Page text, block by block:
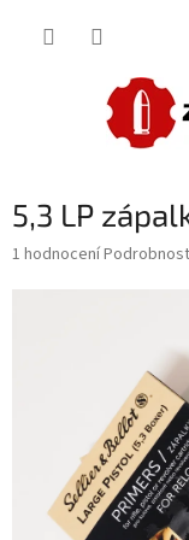
5,3 LP
Průměrné
1 hodnocení